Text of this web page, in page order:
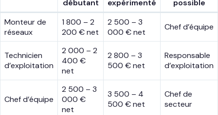
débutant expérimenté
possible
Monteur de
réseaux
1 800 – 2
200 € net
2 500 – 3
000 € net
Chef d’équipe
Technicien
d’exploitation
2 000 – 2
400 €
net
2 800 – 3
500 € net
Responsable
d’exploitation
Chef d’équipe
2 500 – 3
000 €
net
3 500 – 4
500 € net
Chef de
secteur